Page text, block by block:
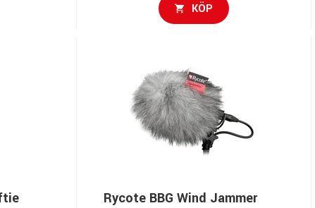
KÖP
Rycote BBG Wind Jammer